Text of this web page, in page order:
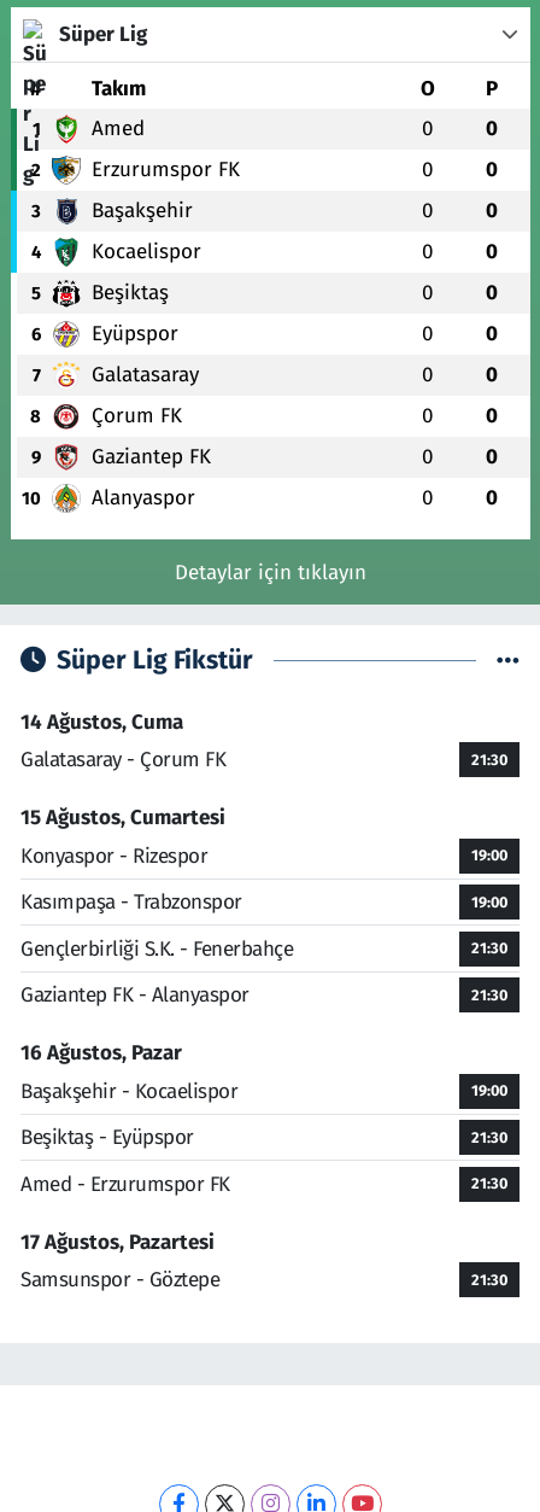
Süper Lig
# Takım O P
1 Amed 0 0
2 Erzurumspor FK 0 0
3 Başakşehir 0 0
4 Kocaelispor 0 0
5 Beşiktaş 0 0
6 Eyüpspor 0 0
7 Galatasaray 0 0
8 Çorum FK 0 0
9 Gaziantep FK 0 0
10 Alanyaspor 0 0
Detaylar için tıklayın
Süper Lig Fikstür
14 Ağustos, Cuma
Galatasaray - Çorum FK
21:30
15 Ağustos, Cumartesi
Konyaspor - Rizespor
19:00
Kasımpaşa - Trabzonspor 19:00
Gençlerbirliği S.K. - Fenerbahçe 21:30
Gaziantep FK - Alanyaspor 21:30
16 Ağustos, Pazar
Başakşehir - Kocaelispor
19:00
Beşiktaş - Eyüpspor 21:30
Amed - Erzurumspor FK 21:30
17 Ağustos, Pazartesi
Samsunspor - Göztepe
21:30